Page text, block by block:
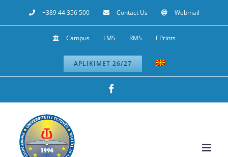
to
+389 44 356 500 Contact Us Webmail
Campus LMS RMS EPrints
APLIKIMET 26/27